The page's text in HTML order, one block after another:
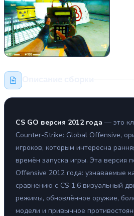
CS GO версия 2012 года — это
Counter-Strike: Global Offensive,
игроков, которым интересна
времён запуска игры. Эта версия
Offensive 2012 года: узнаваемые
сравнению с CS 1.6 визуальный
режимы, обновлённое оружие,
модели и привычное